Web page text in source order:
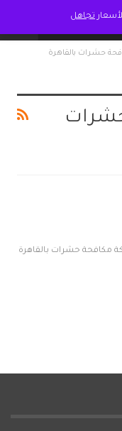
حشرات بالقاهرة
مكافحة حشرات بالقاهرة
تجاهل